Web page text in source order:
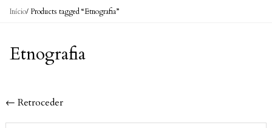
Início/ Products tagged “Etnografia”
Etnografia
← Retroceder